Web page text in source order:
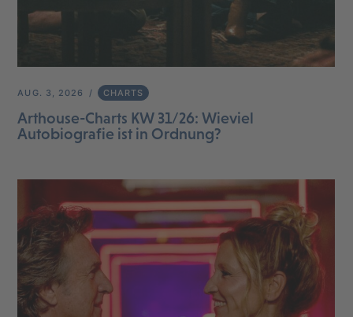
AUG. 3, 2026 CHARTS
Arthouse-Charts KW 31/26: Wieviel
Autobiografie ist in Ordnung?